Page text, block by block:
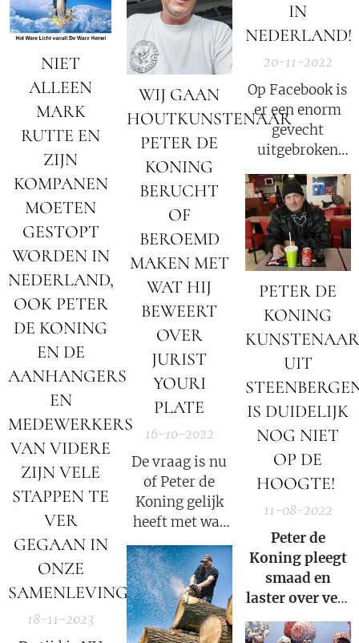
terreur wordt
steeds
NIET
ALLEEN
MARK
RUTTE EN
ZIJN
KOMPANEN
MOETEN
GESTOPT
WORDEN IN
NEDERLAND,
OOK PETER
DE KONING
EN DE
AANHANGERS
EN
MEDEWERKERS
VAN VIDERE
ZIJN VELE
STAPPEN TE
VER
GEGAAN IN
ONZE
SAMENLEVING!
18-11-2023
IN
NEDERLAND!
20-11-2022
Op Facebook is
er een enorm
gevecht
uitgebroken
over
Waarheden en
Leugens!
WIJ GAAN
HOUTKUNSTENAAR
PETER DE
KONING
BERUCHT
OF
BEROEMD
MAKEN MET
WAT HIJ
BEWEERT
OVER
JURIST
YOURI
PLATE
16-10-2022
De vraag is nu
of Peter de
Koning gelijk
heeft met wat
hij over Youri
Plate beweert,
wat denkt U
zelf?
PETER DE
KONING
KUNSTENAAR
UIT
IS DUIDELIJK
NOG NIET
OP DE
HOOGTE!
11-08-2022
Peter de
Koning pleegt
smaad en
laster over vele
en